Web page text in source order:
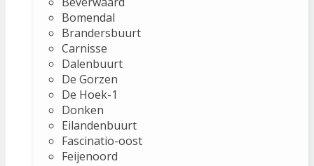
Bomendal
Brandersbuurt
Carnisse
Dalenbuurt
De Gorzen
De Hoek-1
Donken
Eilandenbuurt
Fascinatio-oost
Feijenoord